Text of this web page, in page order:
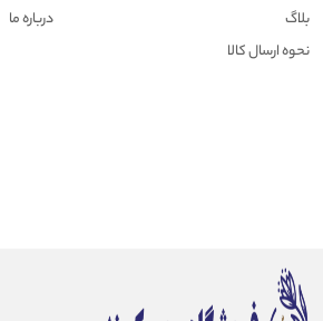
بلاگ
نحوه ارسال کالا
درباره ما